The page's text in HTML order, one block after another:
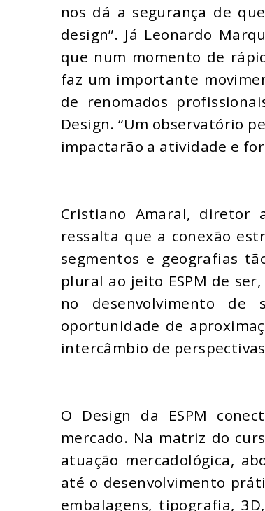
nos dá a segurança de
design”. Já Leonardo
que num momento de
faz um importante
de renomados
Design. “Um observatório
impactarão a atividade e
Cristiano Amaral, diretor
ressalta que a conexão
segmentos e geografias
plural ao jeito ESPM de
no desenvolvimento
oportunidade de
intercâmbio de
O Design da ESPM
mercado. Na matriz do
atuação mercadológica,
até o desenvolvimento
embalagens, tipografia,